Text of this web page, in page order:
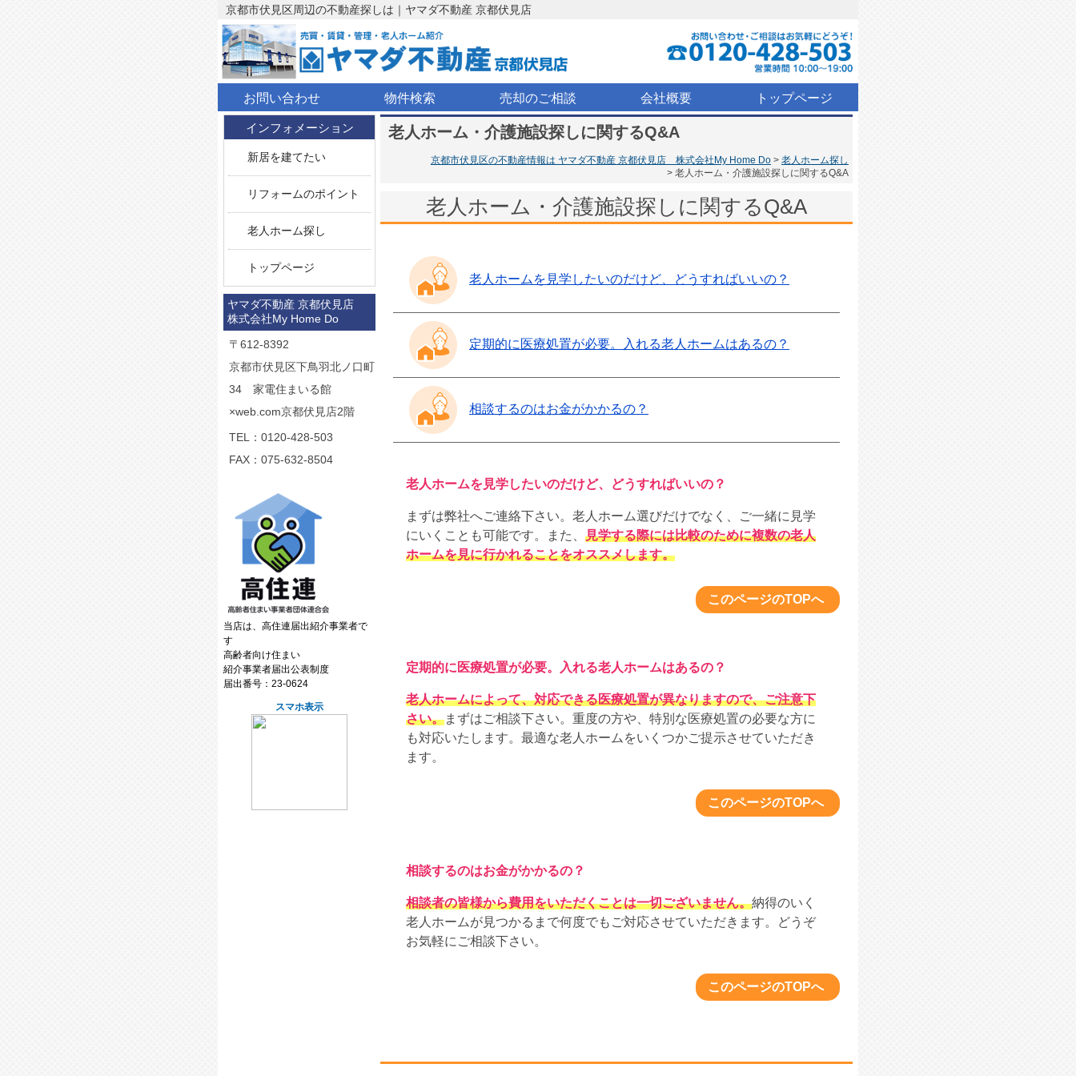
京都市伏見区周辺の不動産探しは｜ヤマダ不動産 京都伏見店
お問い合わせ 物件検索 売却のご相談 会社概要 トップページ
老人ホーム・介護施設探しに関するQ&A
京都市伏見区の不動産情報は ヤマダ不動産 京都伏見店 株式会社My Home Do
老人ホーム探し
老人ホーム・介護施設探しに関するQ&A
老人ホーム・介護施設探しに関するQ&A
老人ホームを見学したいのだけど、どうすればいいの？
定期的に医療処置が必要。入れる老人ホームはあるの？
相談するのはお金がかかるの？
老人ホームを見学したいのだけど、どうすればいいの？
まずは弊社へご連絡下さい。老人ホーム選びだけでなく、ご一緒に見学
にいくことも可能です。また、 見学する際には比較のために複数の老人
ホームを見に行かれることをオススメします。
このページのTOPへ
定期的に医療処置が必要。入れる老人ホームはあるの？
老人ホームによって、対応できる医療処置が異なりますので、ご注意下
さい。まずはご相談下さい。重度の方や、特別な医療処置の必要な方に
も対応いたします。最適な老人ホームをいくつかご提示させていただき
ます。
このページのTOPへ
相談するのはお金がかかるの？
相談者の皆様から費用をいただくことは一切ございません。納得のいく
老人ホームが見つかるまで何度でもご対応させていただきます。どうぞ
お気軽にご相談下さい。
このページのTOPへ
インフォメーション
新居を建てたい
リフォームのポイント
老人ホーム探し
トップページ
ヤマダ不動産 京都伏見店
株式会社My Home Do
〒612-8392
京都市伏見区下鳥羽北ノ口町
34 家電住まいる館
×web.com京都伏見店2階
TEL： 0120-428-503
FAX：075-632-8504
当店は、高住連届出紹介事業者で
す
高齢者向け住まい
紹介事業者届出公表制度
届出番号：23-0624
スマホ表示